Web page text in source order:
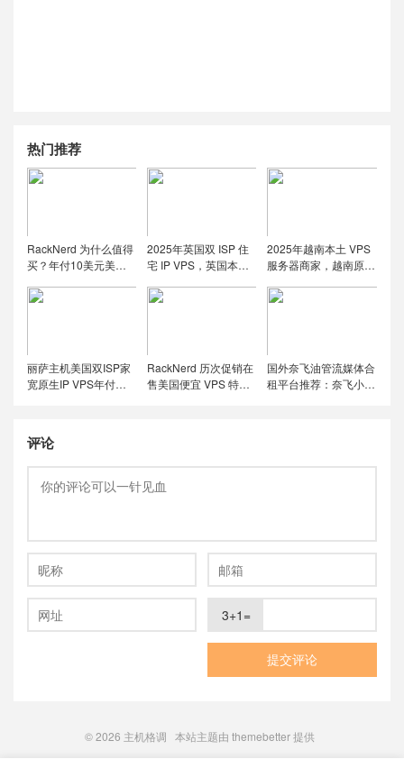
热门推荐
RackNerd 为什么值得
买？年付10美元美国
免费获取双倍流量 (附
2025年英国双 ISP 住
宅 IP VPS，英国本土
流媒体、跨境电商和
2025年越南本土 VPS
服务器商家，越南原生
播运营
丽萨主机美国双ISP家
宽原生IP VPS年付特
RackNerd 历次促销在
售美国便宜 VPS 特价
国外奈飞油管流媒体合
租平台推荐：奈飞小
评论
3+1=
© 2026 主机格调 本站主题由 themebetter提供